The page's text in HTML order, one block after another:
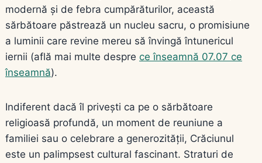
modernă și de febra cumpărăturilor, această
sărbătoare păstrează un nucleu sacru, o promisiune
a luminii care revine mereu să învingă întunericul
iernii (află mai multe despre ce înseamnă 07.07 ce
înseamnă).
Indiferent dacă îl privești ca pe o sărbătoare
religioasă profundă, un moment de reuniune a
familiei sau o celebrare a generozității, Crăciunul
este un palimpsest cultural fascinant. Straturi de